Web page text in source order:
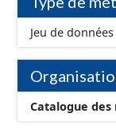
Jeu de données
Catalogue des